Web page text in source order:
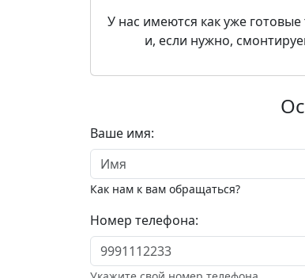
У нас имеются как уже
и, если нужно,
Ваше имя:
Как нам к вам обращаться?
Номер телефона: